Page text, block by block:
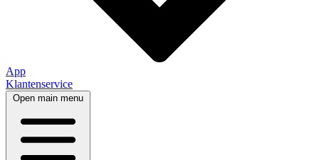
App
Klantenservice
Open main menu